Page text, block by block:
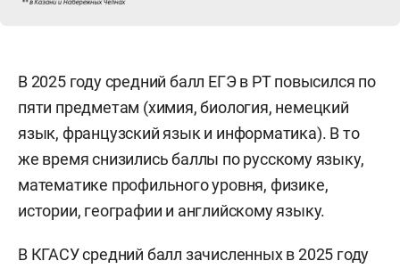
В 2025 году средний балл ЕГЭ в РТ повысился по
пяти предметам (химия, биология, немецкий
язык, французский язык и информатика). В то
же время снизились баллы по русскому языку,
математике профильного уровня, физике,
истории, географии и английскому языку.
В КГАСУ средний балл зачисленных в 2025 году